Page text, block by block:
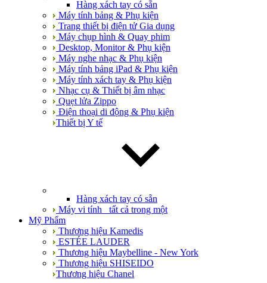
Hàng xách tay có sẵn
Máy tính bảng & Phụ kiện
Trang thiết bị điện tử Gia dụng
Máy chụp hình & Quay phim
Desktop, Monitor & Phụ kiện
Máy nghe nhạc & Phụ kiện
Máy tính bảng iPad & Phụ kiện
Máy tính xách tay & Phụ kiện
Nhạc cụ & Thiết bị âm nhạc
Quẹt lửa Zippo
Điện thoại di động & Phụ kiện
Thiết bị Y tế
Hàng xách tay có sẵn
Máy vi tính_ tất cả trong một
Mỹ Phẩm
Thương hiệu Kamedis
ESTÉE LAUDER
Thương hiệu Maybelline - New York
Thương hiệu SHISEIDO
Thương hiệu Chanel